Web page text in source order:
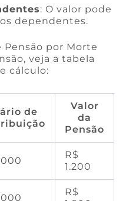
: O valor pode
dependentes.
Pensão por Morte
veja a tabela
cálculo:
de
Valor
da
Pensão
R$
1.200
R$